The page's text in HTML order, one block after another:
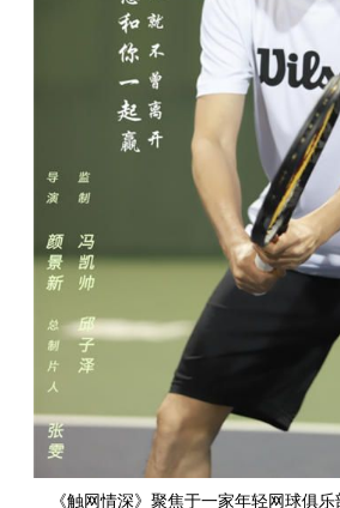
《触网情深》聚焦于一家年轻网球俱